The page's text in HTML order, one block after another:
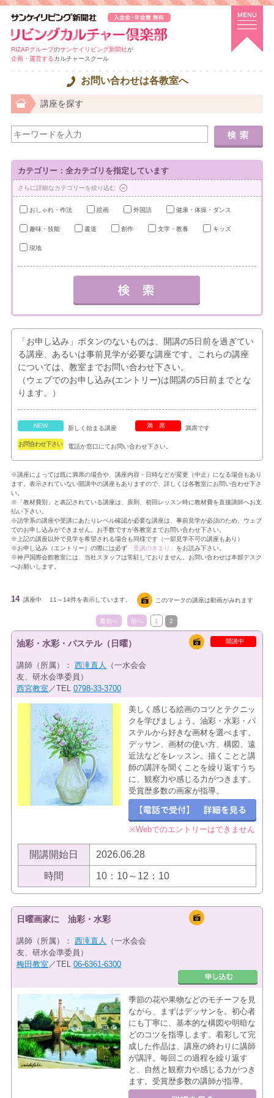
RIZAPグループのサンケイリビング新聞社が
企画・運営するカルチャースクール
お問い合わせは各教室へ
講座を探す
カテゴリー：全カテゴリを指定しています
さらに詳細なカテゴリーを絞り込む
おしゃれ・作法 絵画 外国語 健康・体操・ダンス
趣味・技能 書道 創作 文学・教養 キッズ
現地
「お申し込み」ボタンのないものは、開講の5日前を過ぎてい
る講座、あるいは事前見学が必要な講座です。これらの講座
については、教室までお問い合わせ下さい。
（ウェブでのお申し込み(エントリー)は開講の5日前までとな
ります。）
NEW 新しく始まる講座 満席 満席です
お問合わせ下さい 電話か窓口にてお問い合わせ下さい。
※講座によっては既に満席の場合や、講座内容・日時などが変更（中止）になる場合もあり
ます。表示されていない開講中の講座もありますので、詳しくは各教室にお問い合わせ下さ
い。
※「教材費別」と表記されている講座は、原則、初回レッスン時に教材費を直接講師へお支
払い下さい。
※語学系の講座や受講にあたりレベル確認が必要な講座は、事前見学が必須のため、ウェブ
でのお申し込みができません。お手数ですが各教室までお問い合わせ下さい。
※上記の講座以外で見学を希望される場合も同様です（一部見学不可の講座もあり）
※お申し込み（エントリー）の際には必ず「受講のきまり」 をお読み下さい。
※神戸国際会館教室には、当社スタッフは常駐しておりません。お問い合わせは本部デスク
へお願いします。
14 講座中 11～14件を表示しています。 このマークの講座は動画がみれます
最初へ 前へ 1 2
開講中
油彩・水彩・パステル（日曜）
講師（所属）： 西滝直人
（一水会会
友、研水会準委員）
西宮教室 ／TEL 0798-33-3700
美しく感じる絵画のコツとテクニッ
クを学びましょう。油彩・水彩・パ
ステルから好きな画材を選べます。
デッサン、画材の使い方、構図、遠
近法などをレッスン。描くことと講
師の講評を聞くことを繰り返すうち
に、観察力や感じる力がつきます。
受賞歴多数の画家が指導。
※Webでのエントリーはできません
開講開始日 2026.06.28
時間 10：10～12：10
日曜画家に 油彩・水彩
講師（所属）： 西滝直人
（一水会会
友、研水会準委員）
梅田教室 ／TEL 06-6361-6300
季節の花や果物などのモチーフを見
ながら、まずはデッサンを。初心者
にも丁寧に、基本的な構図や明暗な
どのコツを指導します。着彩して完
成した作品は、講座の終わりに講師
が講評。毎回この過程を繰り返す
と、自然と観察力や感じる力がつき
ます。受賞歴多数の講師が指導。